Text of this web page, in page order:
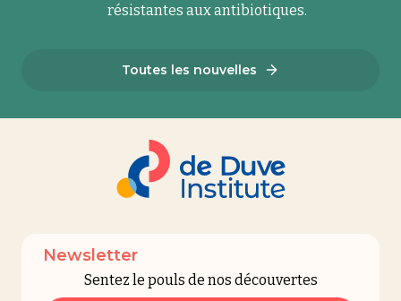
Toutes les nouvelles
résistantes aux antibiotiques.
Newsletter
Sentez le pouls de nos découvertes